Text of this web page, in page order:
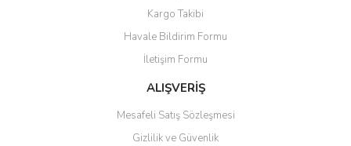
Ürün resmi kalitesiz, bozuk veya görüntülenemiyor.
Ürün açıklamasında eksik bilgiler bulunuyor.
Ürün bilgilerinde hatalar bulunuyor.
Ürün fiyatı diğer sitelerden daha pahalı.
Kargo Takibi
Havale Bildirim Formu
İletişim Formu
ALIŞVERİŞ
Mesafeli Satış Sözleşmesi
Gizlilik ve Güvenlik